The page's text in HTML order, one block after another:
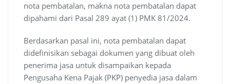
nota pembatalan, makna nota pembatalan dapat
dipahami dari Pasal 289 ayat (1) PMK 81/2024.
Berdasarkan pasal ini, nota pembatalan dapat
didefinisikan sebagai dokumen yang dibuat oleh
penerima jasa untuk disampaikan kepada
Pengusaha Kena Pajak (PKP) penyedia jasa dalam